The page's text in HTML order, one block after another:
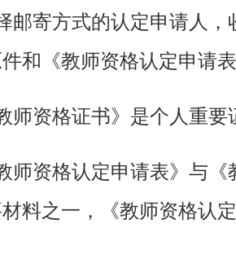
邮寄方式的认定申请人
和《教师资格认定申请
师资格证书》是个人重
师资格认定申请表》与
料之一，《教师资格认